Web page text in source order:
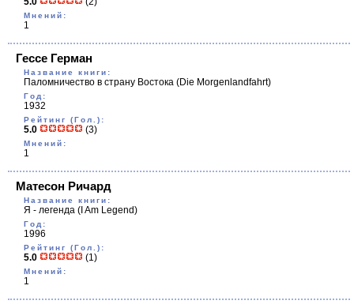
Мнений:
1
Гессе Герман
Название книги:
Паломничество в страну Востока (Die Morgenlandfahrt)
Год:
1932
Рейтинг (Гол.):
5.0 (3)
Мнений:
1
Матесон Ричард
Название книги:
Я - легенда (I Am Legend)
Год:
1996
Рейтинг (Гол.):
5.0 (1)
Мнений:
1